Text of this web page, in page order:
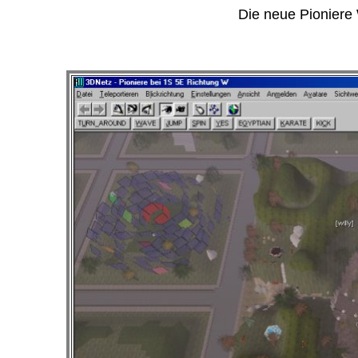
Die neue